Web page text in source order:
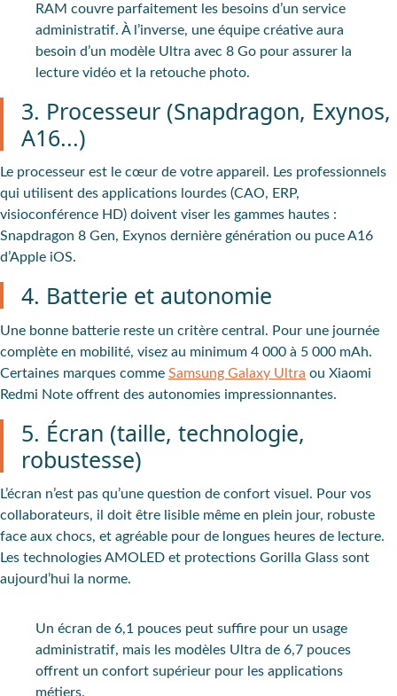
RAM couvre parfaitement les besoins d’un service
administratif. À l’inverse, une équipe créative aura
besoin d’un modèle Ultra avec 8 Go pour assurer la
lecture vidéo et la retouche photo.
3. Processeur (Snapdragon, Exynos,
A16...)
Le processeur est le cœur de votre appareil. Les professionnels
qui utilisent des applications lourdes (CAO, ERP,
visioconférence HD) doivent viser les gammes hautes :
Snapdragon 8 Gen, Exynos dernière génération ou puce A16
d’Apple iOS.
4. Batterie et autonomie
Une bonne batterie reste un critère central. Pour une journée
complète en mobilité, visez au minimum 4 000 à 5 000 mAh.
Certaines marques comme Samsung Galaxy Ultra ou Xiaomi
Redmi Note offrent des autonomies impressionnantes.
5. Écran (taille, technologie,
robustesse)
L’écran n’est pas qu’une question de confort visuel. Pour vos
collaborateurs, il doit être lisible même en plein jour, robuste
face aux chocs, et agréable pour de longues heures de lecture.
Les technologies AMOLED et protections Gorilla Glass sont
aujourd’hui la norme.
Un écran de 6,1 pouces peut suffire pour un usage
administratif, mais les modèles Ultra de 6,7 pouces
offrent un confort supérieur pour les applications
métiers.